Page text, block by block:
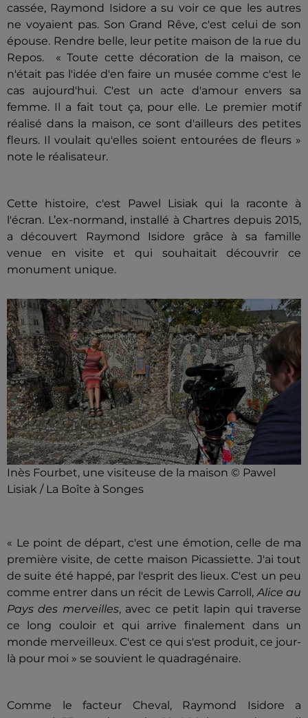
cassée, Raymond Isidore a su voir ce que les autres
ne voyaient pas. Son Grand Rêve, c'est celui de son
épouse. Rendre belle, leur petite maison de la rue du
Repos. « Toute cette décoration de la maison, ce
n'était pas l'idée d'en faire un musée comme c'est le
cas aujourd'hui. C'est un acte d'amour envers sa
femme. Il a fait tout ça, pour elle. Le premier motif
réalisé dans la maison, ce sont d'ailleurs des petites
fleurs. Il voulait qu'elles soient entourées de fleurs »
note le réalisateur.
Cette histoire, c'est Pawel Lisiak qui la raconte à
l'écran. L’ex-normand, installé à Chartres depuis 2015,
a découvert Raymond Isidore grâce à sa famille
venue en visite et qui souhaitait découvrir ce
monument unique.
Inès Fourbet, une visiteuse de la maison © Pawel
Lisiak / La Boîte à Songes
« Le point de départ, c'est une émotion, celle de ma
première visite, de cette maison Picassiette. J'ai tout
de suite été happé, par l'esprit des lieux. C'est un peu
comme entrer dans un récit de Lewis Carroll, Alice au
Pays des merveilles, avec ce petit lapin qui traverse
ce long couloir et qui arrive finalement dans un
monde merveilleux. C'est ce qui s'est produit, ce jour-
là pour moi » se souvient le quadragénaire.
Comme le facteur Cheval, Raymond Isidore a